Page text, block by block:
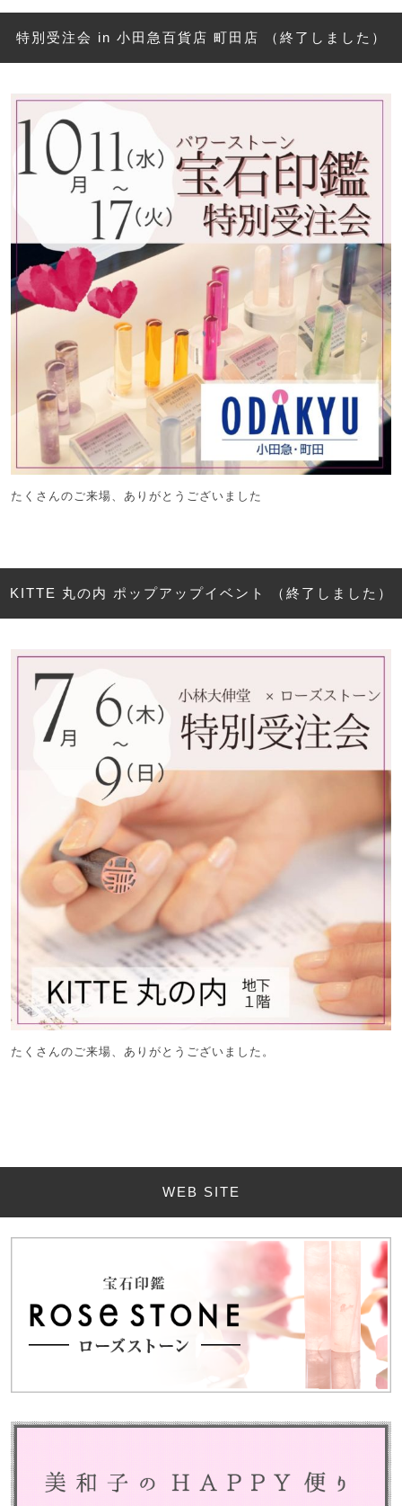
特別受注会 in 小田急百貨店 町田店 （終了しました）
たくさんのご来場、ありがとうございました
KITTE 丸の内 ポップアップイベント （終了しました）
たくさんのご来場、ありがとうございました。
WEB SITE